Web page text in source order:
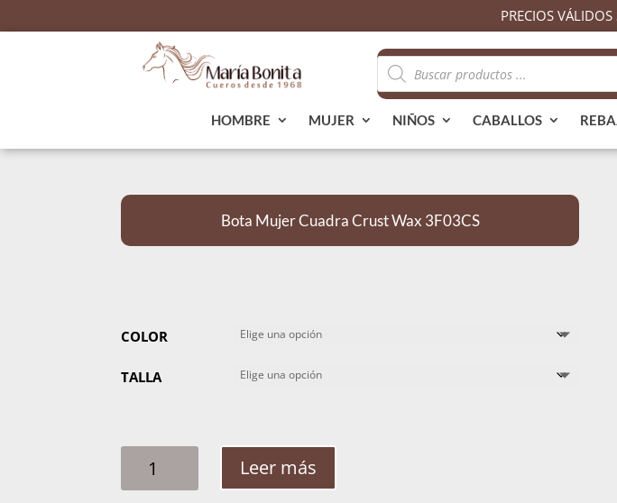
PRECIOS
Búsqueda
de
productos
HOMBRE MUJER NIÑOS CABALLOS
Bota Mujer Cuadra Crust Wax 3F03CS
COLOR
TALLA
MUJER
Leer más